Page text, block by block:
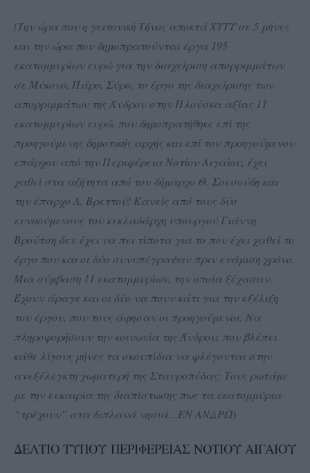
(Την ώρα που η γειτονική Τήνος αποκτά ΧΥΤΥ σε 5 μήνες
και την ώρα που δημοπρατούνται έργα 195
εκατομμυρίων ευρώ για την διαχείριση απορριμμάτων
σε Μύκονο, Πάρο, Σύρο, το έργο της διαχείρισης των
απορριμμάτων της Άνδρου στην Πλούσκα αξίας 11
εκατομμυρίων ευρώ, που δημοπρατήθηκε επί της
προηγούμενης δημοτικής αρχής και επί του προηγούμενου
επάρχου από την Περιφέρεια Νοτίου Αιγαίου, έχει
χαθεί στα αζήτητα από τον δήμαρχο Θ. Σουσούδη και
την έπαρχο Α, Βρεττού! Κανείς από τους δύο
ευνοούμενους του κυκλαδάρχη υπουργού Γιάννη
Βρούτση δεν έχει να πει τίποτα για το που έχει χαθεί το
έργο που και οι δύο συνυπέγραψαν πριν ενάμιση χρόνο.
Μια σύμβαση 11 εκατομμυρίων, την οποία ξέχασαν.
Έχουν άραγε και οι δύο να πουν κάτι για την εξέλιξη
του έργου, που τους άφησαν οι προηγούμενοι; Να
πληροφορήσουν την κοινωνία της Άνδρου, που βλέπει
κάθε λίγους μήνες τα σκουπίδια να φλέγονται στην
ανεξέλεγκτη χωματερή της Σταυροπέδας; Τους ρωτάμε
με την ευκαιρία της διαπίστωσης πως τα εκατομμύρια
“τρέχουν” στα διπλανά νησιά…ΕΝ ΑΝΔΡΩ)
ΔΕΛΤΙΟ ΤΥΠΟΥ ΠΕΡΙΦΕΡΕΙΑΣ ΝΟΤΙΟΥ ΑΙΓΑΙΟΥ